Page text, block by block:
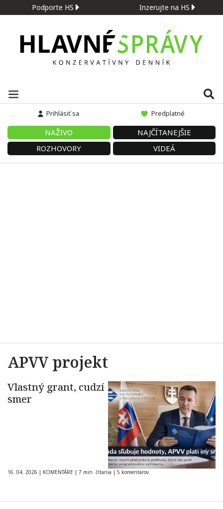
Podporte HS Inzerujte na HS
Prihlásiť sa Predplatné
NAŽIVO
NAJČÍTANEJŠIE
ROZHOVORY
VIDEÁ
APVV projekt
Vlastný grant, cudzí
smer
16. 04. 2026 | KOMENTÁRE | 7 min. čítania | 5 komentárov